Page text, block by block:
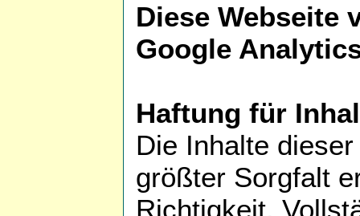
Diese Webseite
Google
Haftung für
Die Inhalte
größter Sorgfalt
Richtigkeit,